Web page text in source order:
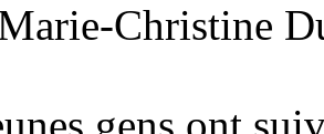
Christine